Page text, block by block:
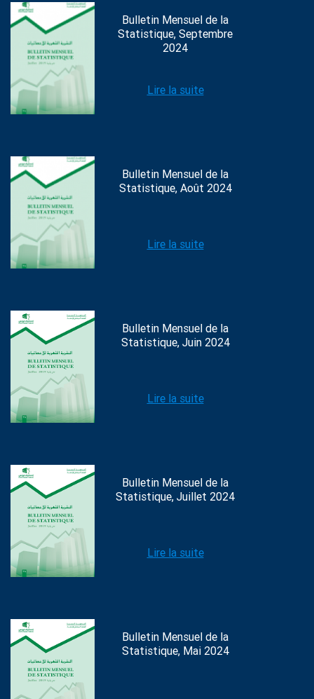
Bulletin Mensuel de la
Statistique, Septembre
2024
Lire la suite
Bulletin Mensuel de la
Statistique, Août 2024
Lire la suite
Bulletin Mensuel de la
Statistique, Juin 2024
Lire la suite
Bulletin Mensuel de la
Statistique, Juillet 2024
Lire la suite
Bulletin Mensuel de la
Statistique, Mai 2024